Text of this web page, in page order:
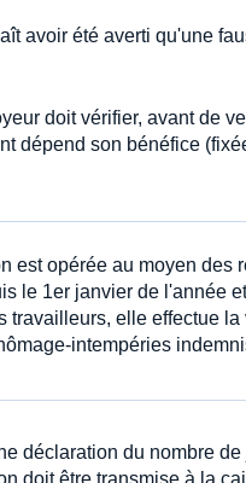
avoir été averti qu'une
doit vérifier, avant de
dépend son bénéfice
est opérée au moyen
le 1er janvier de l'année
travailleurs, elle effectue
intempéries
déclaration du nombre
doit être transmise à la